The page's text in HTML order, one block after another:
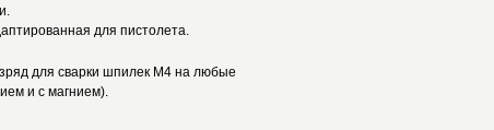
для пистолета.
для сварки шпилек M4 на любые
и с магнием).